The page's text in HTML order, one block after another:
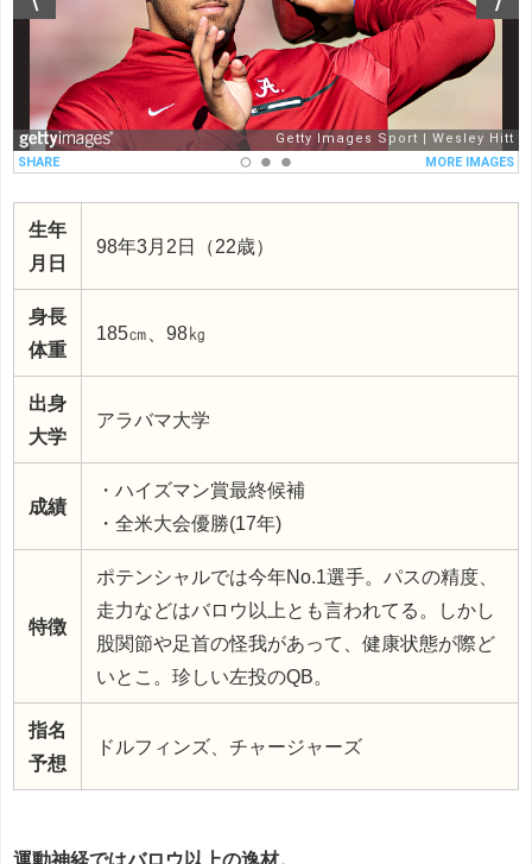
生年
月日
98年3月2日（22歳）
身長
体重
185㎝、98㎏
出身
大学
アラバマ大学
成績
・ハイズマン賞最終候補
・全米大会優勝(17年)
特徴
ポテンシャルでは今年No.1選手。パスの精度、
走力などはバロウ以上とも言われてる。しかし
股関節や足首の怪我があって、健康状態が際ど
いとこ。珍しい左投のQB。
指名
予想
ドルフィンズ、チャージャーズ
運動神経ではバロウ以上の逸材。